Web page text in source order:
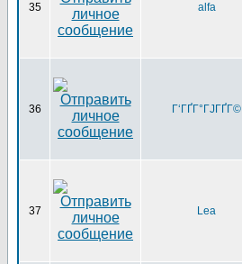
35 alfa
36 Г‘ГҐГ°ГЈГҐГ©
37 Lea